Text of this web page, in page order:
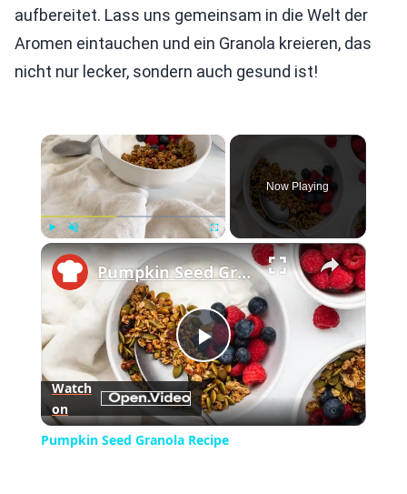
aufbereitet. Lass uns gemeinsam in die Welt der
Aromen eintauchen und ein Granola kreieren, das
nicht nur lecker, sondern auch gesund ist!
×
Play Unmute Fullscreen
Now Playing
×
Play
Video
Pumpkin Seed Granola Recipe
Watch
on
Pumpkin Seed Granola Recipe